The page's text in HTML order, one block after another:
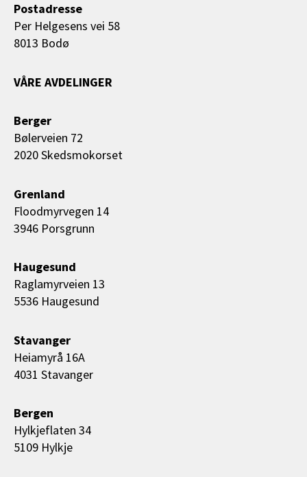
Postadresse
Per Helgesens vei 58
8013 Bodø
VÅRE AVDELINGER
Berger
Bølerveien 72
2020 Skedsmokorset
Grenland
Floodmyrvegen 14
3946 Porsgrunn
Haugesund
Raglamyrveien 13
5536 Haugesund
Stavanger
Heiamyrå 16A
4031 Stavanger
Bergen
Hylkjeflaten 34
5109 Hylkje